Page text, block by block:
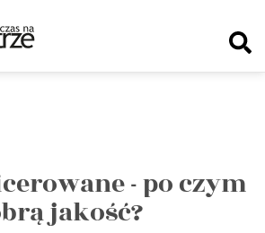
- po czym
jakość?